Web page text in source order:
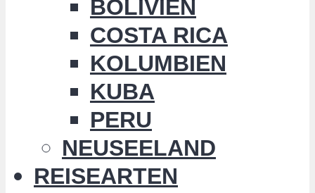
BOLIVIEN
COSTA RICA
KOLUMBIEN
KUBA
PERU
NEUSEELAND
REISEARTEN